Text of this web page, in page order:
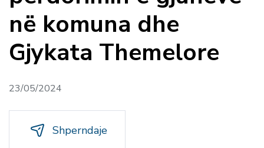
në komuna dhe
Gjykata Themelore
23/05/2024
Shperndaje